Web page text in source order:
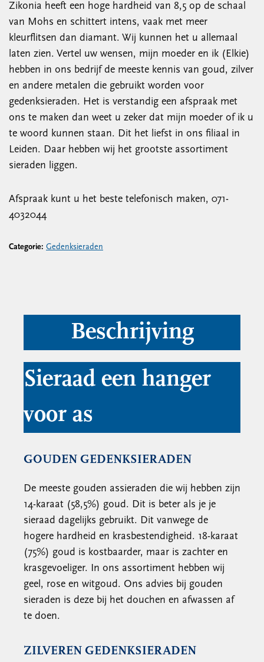
Zikonia heeft een hoge hardheid van 8,5 op de schaal
van Mohs en schittert intens, vaak met meer
kleurflitsen dan diamant. Wij kunnen het u allemaal
laten zien. Vertel uw wensen, mijn moeder en ik (Elkie)
hebben in ons bedrijf de meeste kennis van goud, zilver
en andere metalen die gebruikt worden voor
gedenksieraden. Het is verstandig een afspraak met
ons te maken dan weet u zeker dat mijn moeder of ik u
te woord kunnen staan. Dit het liefst in ons filiaal in
Leiden. Daar hebben wij het grootste assortiment
sieraden liggen.
Afspraak kunt u het beste telefonisch maken, 071-
4032044
Categorie: Gedenksieraden
Beschrijving
Sieraad een hanger
voor as
GOUDEN GEDENKSIERADEN
De meeste gouden assieraden die wij hebben zijn
14-karaat (58,5%) goud. Dit is beter als je je
sieraad dagelijks gebruikt. Dit vanwege de
hogere hardheid en krasbestendigheid. 18-karaat
(75%) goud is kostbaarder, maar is zachter en
krasgevoeliger. In ons assortiment hebben wij
geel, rose en witgoud. Ons advies bij gouden
sieraden is deze bij het douchen en afwassen af
te doen.
ZILVEREN GEDENKSIERADEN